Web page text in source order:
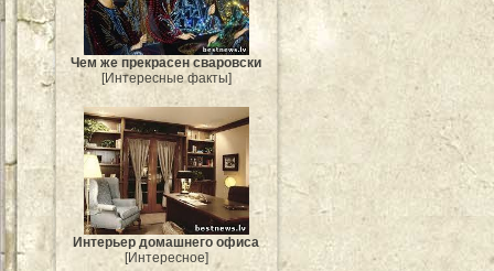
Чем же прекрасен сваровски
[Интересные факты]
Интерьер домашнего офиса
[Интересное]